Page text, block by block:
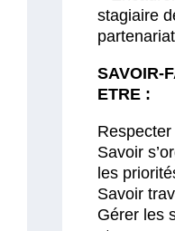
stagiaire
SAVOIR-
ETRE :
Savoir
les
Savoir
Gérer les